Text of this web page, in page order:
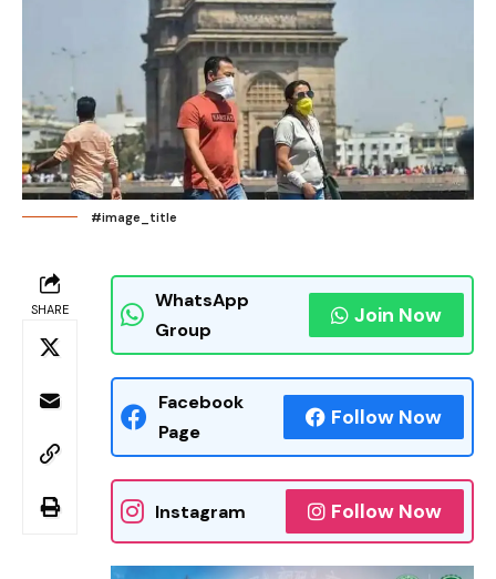
#image_title
SHARE
WhatsApp
Group
Join Now
Facebook
Page
Follow Now
Instagram Follow Now